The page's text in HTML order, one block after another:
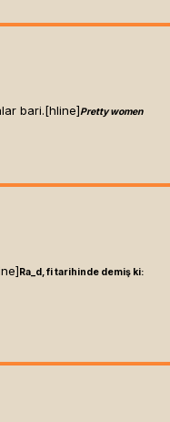
bari.[hline]Pretty women
Ra_d, fi tarihinde demiş ki: